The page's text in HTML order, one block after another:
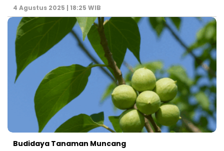
4 Agustus 2025 | 18:25 WIB
Budidaya Tanaman Muncang